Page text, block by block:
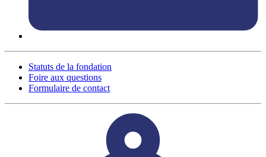
Statuts de la fondation
Foire aux questions
Formulaire de contact